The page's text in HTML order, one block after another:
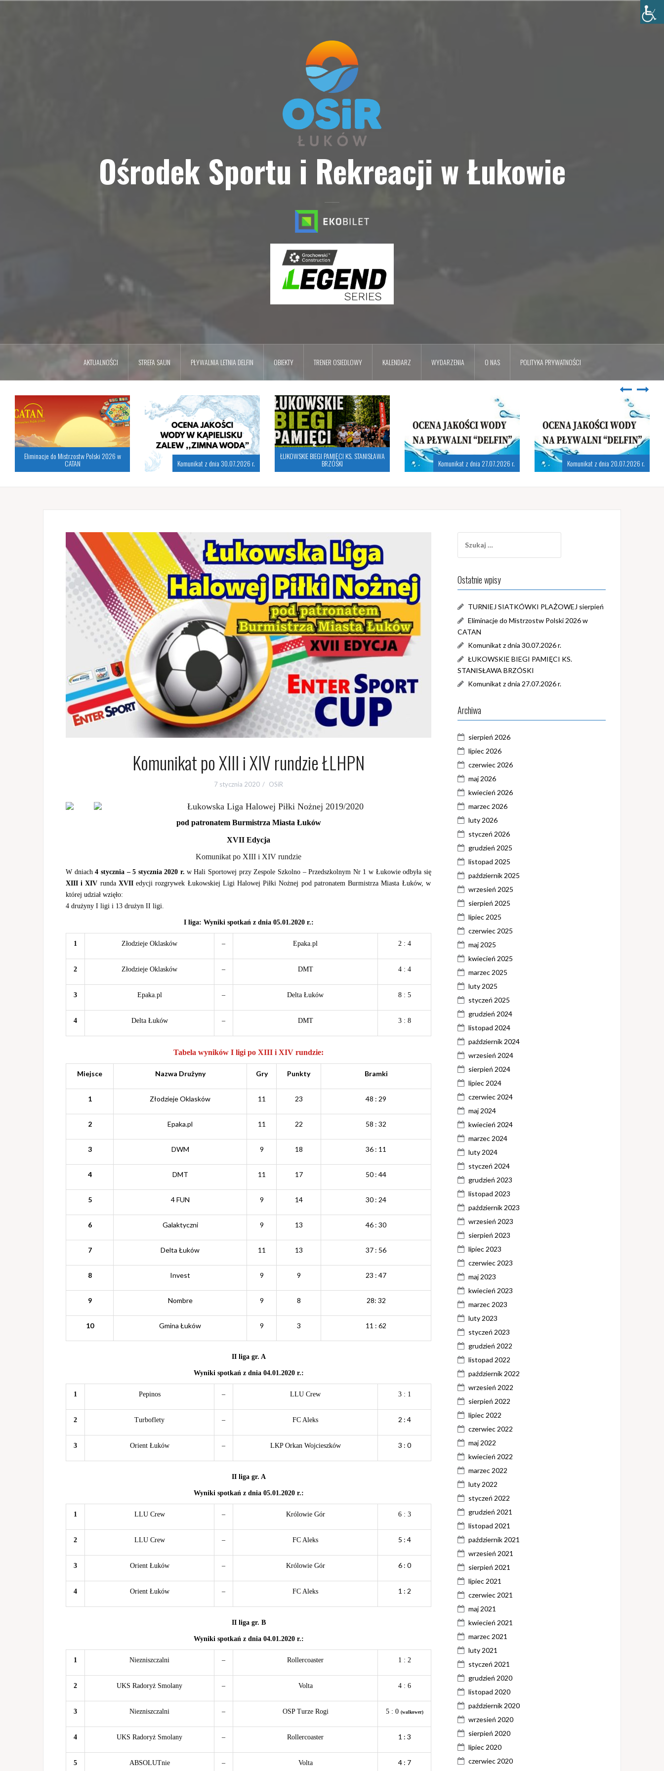
Ośrodek Sportu i Rekreacji w Łukowie
AKTUALNOŚCI STREFA SAUN PŁYWALNIA LETNIA DELFIN OBIEKTY TRENER OSIEDLOWY KALENDARZ WYDARZENIA O NAS POLITYKA PRYWATNOŚCI
Eliminacje do Mistrzostw Polski 2026 w
CATAN Komunikat z dnia 30.07.2026 r.
ŁUKOWSKIE BIEGI PAMIĘCI KS. STANISŁAWA
BRZÓSKI Komunikat z dnia 27.07.2026 r. Komunikat z dnia 20.07.2026 r.
Komunikat po XIII i XIV rundzie ŁLHPN
7 stycznia 2020 OSiR
Łukowska Liga Halowej Piłki Nożnej 2019/2020
pod patronatem Burmistrza Miasta Łuków
XVII Edycja
Komunikat po XIII i XIV rundzie
W dniach4 stycznia – 5 stycznia 2020 r. w Hali Sportowej przy Zespole Szkolno – Przedszkolnym Nr 1 w Łukowieodbyła się
XIII i XIV runda XVIIedycji rozgrywek Łukowskiej Ligi Halowej Piłki Nożnej pod patronatem Burmistrza Miasta Łuków, w
której udział wzięło:
4 drużyny I ligi i 13 drużyn II ligi.
I liga: Wyniki spotkań z dnia 05.01.2020 r.:
1 Złodzieje Oklasków – Epaka.pl 2 : 4
2 Złodzieje Oklasków – DMT 4 : 4
3 Epaka.pl – Delta Łuków 8 : 5
4 Delta Łuków – DMT 3 : 8
Tabela wyników I ligi po XIII i XIV rundzie:
Miejsce Nazwa Drużyny Gry Punkty Bramki
1 Złodzieje Oklasków 11 23 48 : 29
2 Epaka.pl 11 22 58 : 32
3 DWM 9 18 36 : 11
4 DMT 11 17 50 : 44
5 4 FUN 9 14 30 : 24
6 Galaktyczni 9 13 46 : 30
7 Delta Łuków 11 13 37 : 56
8 Invest 9 9 23 : 47
9 Nombre 9 8 28: 32
10 Gmina Łuków 9 3 11 : 62
II liga gr. A
Wyniki spotkań z dnia 04.01.2020 r.:
1 Pepinos – LLU Crew 3 : 1
2 Turboflety – FC Aleks 2 : 4
3 Orient Łuków – LKP Orkan Wojcieszków 3 : 0
II liga gr. A
Wyniki spotkań z dnia 05.01.2020 r.:
1 LLU Crew – Królowie Gór 6 : 3
2 LLU Crew – FC Aleks 5 : 4
3 Orient Łuków – Królowie Gór 6 : 0
4 Orient Łuków – FC Aleks 1 : 2
II liga gr. B
Wyniki spotkań z dnia 04.01.2020 r.:
1 Niezniszczalni – Rollercoaster 1 : 2
2 UKS Radoryż Smolany – Volta 4 : 6
3 Niezniszczalni – OSP Turze Rogi 5 : 0 (walkower)
4 UKS Radoryż Smolany – Rollercoaster 1 : 3
5 ABSOLUTnie – Volta 4 : 7
Ostatnie wpisy
TURNIEJ SIATKÓWKI PLAŻOWEJ sierpień
Eliminacje do Mistrzostw Polski 2026 w
CATAN
Komunikat z dnia 30.07.2026 r.
ŁUKOWSKIE BIEGI PAMIĘCI KS.
STANISŁAWA BRZÓSKI
Komunikat z dnia 27.07.2026 r.
Archiwa
sierpień 2026
lipiec 2026
czerwiec 2026
maj 2026
kwiecień 2026
marzec 2026
luty 2026
styczeń 2026
grudzień 2025
listopad 2025
październik 2025
wrzesień 2025
sierpień 2025
lipiec 2025
czerwiec 2025
maj 2025
kwiecień 2025
marzec 2025
luty 2025
styczeń 2025
grudzień 2024
listopad 2024
październik 2024
wrzesień 2024
sierpień 2024
lipiec 2024
czerwiec 2024
maj 2024
kwiecień 2024
marzec 2024
luty 2024
styczeń 2024
grudzień 2023
listopad 2023
październik 2023
wrzesień 2023
sierpień 2023
lipiec 2023
czerwiec 2023
maj 2023
kwiecień 2023
marzec 2023
luty 2023
styczeń 2023
grudzień 2022
listopad 2022
październik 2022
wrzesień 2022
sierpień 2022
lipiec 2022
czerwiec 2022
maj 2022
kwiecień 2022
marzec 2022
luty 2022
styczeń 2022
grudzień 2021
listopad 2021
październik 2021
wrzesień 2021
sierpień 2021
lipiec 2021
czerwiec 2021
maj 2021
kwiecień 2021
marzec 2021
luty 2021
styczeń 2021
grudzień 2020
listopad 2020
październik 2020
wrzesień 2020
sierpień 2020
lipiec 2020
czerwiec 2020